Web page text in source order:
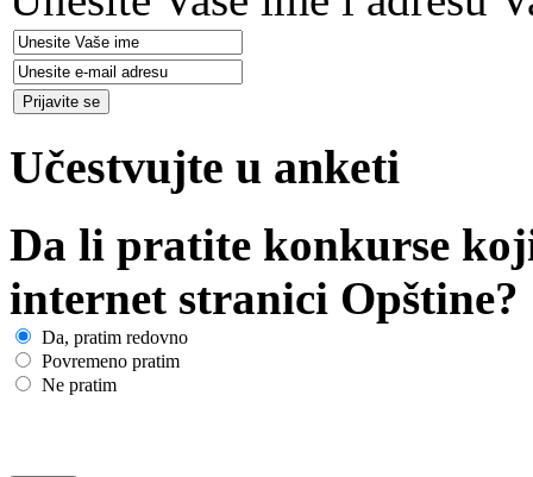
Učestvujte u anketi
Da li pratite konkurse
internet stranici Opštine?
Da, pratim redovno
Povremeno pratim
Ne pratim